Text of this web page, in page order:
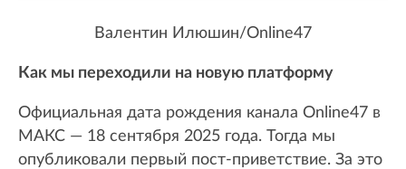
Валентин Илюшин/Online47
Как мы переходили на новую платформу
Официальная дата рождения канала Online47 в
МАКС — 18 сентября 2025 года. Тогда мы
опубликовали первый пост-приветствие. За это